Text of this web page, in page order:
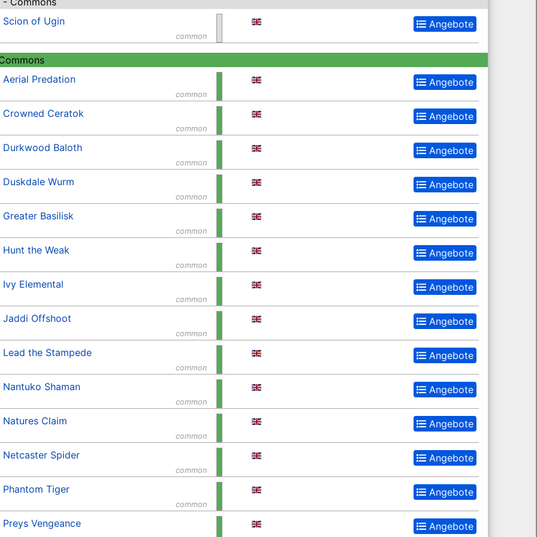
common
Scion of Ugin Angebote
common
Aerial Predation Angebote
common
Crowned Ceratok Angebote
common
Durkwood Baloth Angebote
common
Duskdale Wurm Angebote
common
Greater Basilisk Angebote
common
Hunt the Weak Angebote
common
Ivy Elemental Angebote
common
Jaddi Offshoot Angebote
common
Lead the Stampede Angebote
common
Nantuko Shaman Angebote
common
Natures Claim Angebote
common
Netcaster Spider Angebote
common
Phantom Tiger Angebote
Preys Vengeance Angebote